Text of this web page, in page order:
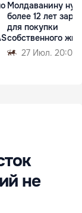
Молдаванину
более 12 лет
для покупки
собственного
27 Июл. 20:00
не